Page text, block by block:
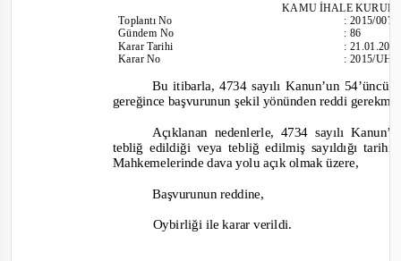
KAMU İHALE
Toplantı No
Gündem No
Karar Tarihi
Karar No
:2015/007
:86
:
:2015/
Bu itibarla, 4734 sayılı Kanun’un
gereğince başvurunun şekil yönünden reddi
Açıklanan nedenlerle, 4734 sayılı
tebliğ edildiği veya tebliğ edilmiş sayıldığı
Mahkemelerinde dava yolu açık olmak üzere,
Başvurunun reddine,
Oybirliği ile karar verildi.